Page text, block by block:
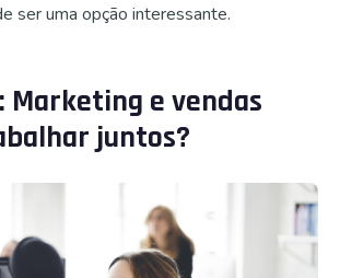
ser uma opção interessante.
Marketing e vendas
juntos?